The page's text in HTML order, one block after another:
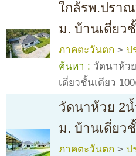
ใกล้รพ.ปรา
ม. บ้านเดี่ยว
ภาคตะวันตก > ป
ค้นหา : วัดนาห้ว
เดี่ยวชั้นเดียว
วัดนาห้วย 2
ม. บ้านเดี่ยว
ภาคตะวันตก > ป